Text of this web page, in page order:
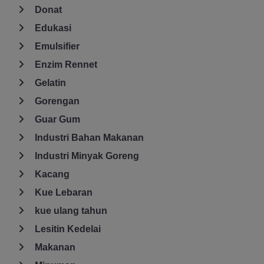
Donat
Edukasi
Emulsifier
Enzim Rennet
Gelatin
Gorengan
Guar Gum
Industri Bahan Makanan
Industri Minyak Goreng
Kacang
Kue Lebaran
kue ulang tahun
Lesitin Kedelai
Makanan